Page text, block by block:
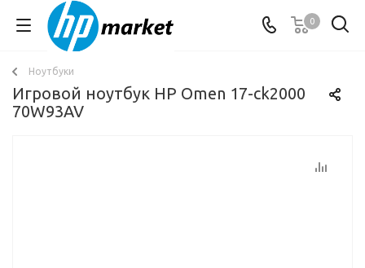
0
Ноутбуки
Игровой ноутбук HP Omen 17-ck2000
70W93AV